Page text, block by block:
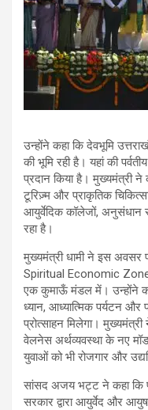
उन्होंने कहा कि देवभूमि
की भूमि रही है। यहां की
प्रदान किया है। मुख्यमंत्री ने
टूरिज़्म और प्राकृतिक
आयुर्वेदिक कॉलेजों, अनुसंधान
रहा है।
मुख्यमंत्री धामी ने इस अवसर
Spiritual Economic
एक कुमाऊँ मंडल में। उन्होंने
ध्यान, आध्यात्मिक पर्यटन और
प्रोत्साहन मिलेगा।
वेलनेस अर्थव्यवस्था के नए
युवाओं को भी रोजगार और
सांसद अजय भट्ट ने कहा कि
सरकार द्वारा आयुर्वेद और